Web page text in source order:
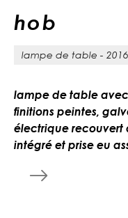
hob
lampe de table - 2016
lampe de table
finitions peintes,
électrique recouvert
intégré et prise eu